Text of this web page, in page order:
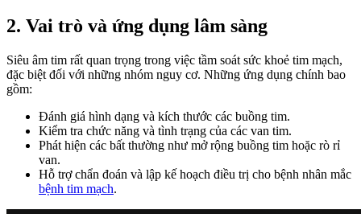
2. Vai trò và ứng dụng lâm sàng
Siêu âm tim rất quan trọng trong việc tầm soát sức khoẻ tim mạch,
đặc biệt đối với những nhóm nguy cơ. Những ứng dụng chính bao
gồm:
Đánh giá hình dạng và kích thước các buồng tim.
Kiểm tra chức năng và tình trạng của các van tim.
Phát hiện các bất thường như mở rộng buồng tim hoặc rò rỉ
van.
Hỗ trợ chẩn đoán và lập kế hoạch điều trị cho bệnh nhân mắc
bệnh tim mạch.